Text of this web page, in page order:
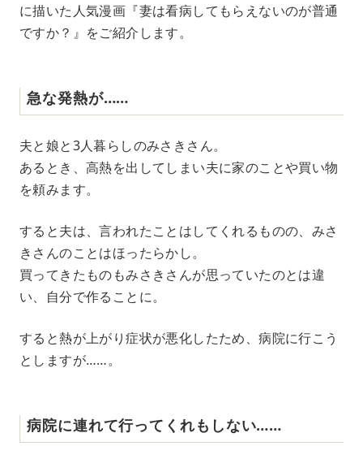
に描いた人気漫画『妻は看病してもらえないのが普通
ですか？』をご紹介します。
急な発熱が……
夫と娘と3人暮らしのみさきさん。
あるとき、高熱を出してしまい夫に家のことや買い物
を頼みます。
すると夫は、言われたことはしてくれるものの、みさ
きさんのことはほったらかし。
買ってきたものもみさきさんが思っていたのとは違
い、自分で作ることに。
すると熱が上がり症状が悪化したため、病院に行こう
としますが……。
病院に連れて行ってくれもしない……